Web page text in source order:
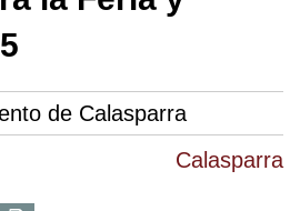
Calasparra
de Calasparra